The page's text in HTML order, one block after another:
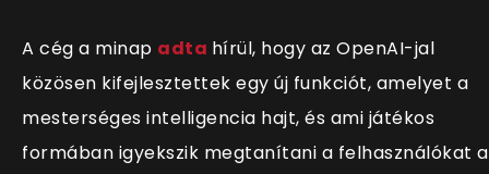
A cég a minap adta hírül, hogy az OpenAI-jal
közösen kifejlesztettek egy új funkciót, amelyet a
mesterséges intelligencia hajt, és ami játékos
formában igyekszik megtanítani a felhasználókat a